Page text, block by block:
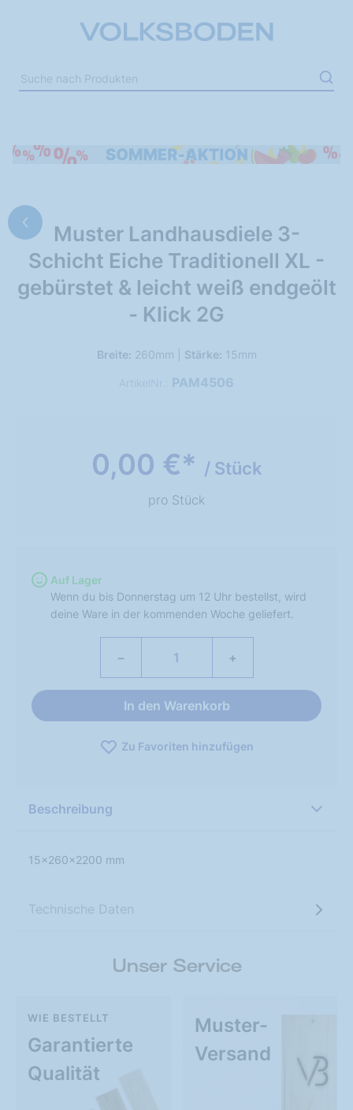
Muster Landhausdiele 3-
Schicht Eiche Traditionell XL -
gebürstet & leicht weiß endgeölt
- Klick 2G
Breite: 260mm | Stärke: 15mm
ArtikelNr.: PAM4506
0,00 €* / Stück
pro Stück
Auf Lager
Wenn du bis Donnerstag um 12 Uhr bestellst, wird
deine Ware in der kommenden Woche geliefert.
− +
In den Warenkorb
Zu Favoriten hinzufügen
Beschreibung
15x260x2200 mm
Technische Daten
Unser Service
Garantierte
Qualität
WIE BESTELLT
Muster-
Versand